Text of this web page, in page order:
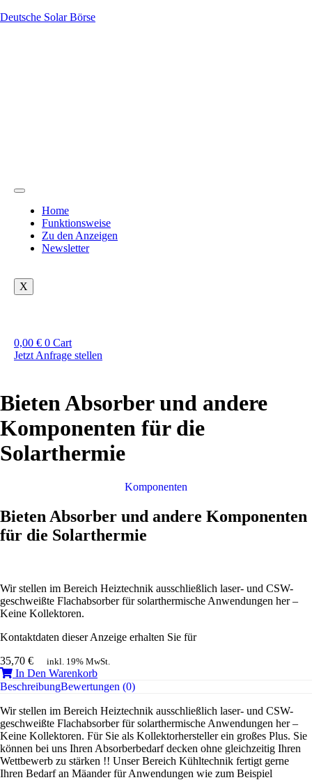
Deutsche Solar Börse
Home
Funktionsweise
Zu den Anzeigen
Newsletter
X
0,00 € 0 Cart
Jetzt Anfrage stellen
Bieten Absorber und andere
Komponenten für die
Solarthermie
Komponenten
Bieten Absorber und andere Komponenten
für die Solarthermie
Wir stellen im Bereich Heiztechnik ausschließlich laser- und CSW-
geschweißte Flachabsorber für solarthermische Anwendungen her –
Keine Kollektoren.
Kontaktdaten dieser Anzeige erhalten Sie für
35,70 € inkl. 19% MwSt.
In Den Warenkorb
BeschreibungBewertungen (0)
Wir stellen im Bereich Heiztechnik ausschließlich laser- und CSW-
geschweißte Flachabsorber für solarthermische Anwendungen her –
Keine Kollektoren. Für Sie als Kollektorhersteller ein großes Plus. Sie
können bei uns Ihren Absorberbedarf decken ohne gleichzeitig Ihren
Wettbewerb zu stärken !! Unser Bereich Kühltechnik fertigt gerne
Ihren Bedarf an Mäander für Anwendungen wie zum Beispiel